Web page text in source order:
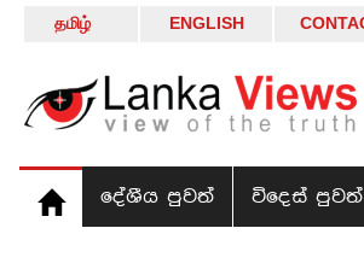
தமிழ் ENGLISH
දේශීය පුවත් විදෙස් පුවත්